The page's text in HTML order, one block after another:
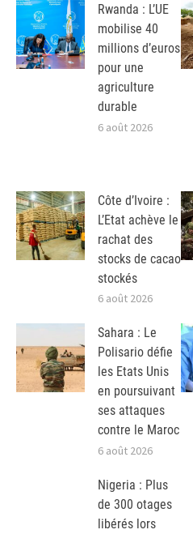
Rwanda : L’UE
mobilise 40
millions d’euros
pour une
agriculture
durable
6 août 2026
Côte d’Ivoire :
L’Etat achève le
rachat des
stocks de cacao
stockés
6 août 2026
Sahara : Le
Polisario défie
les Etats Unis
en poursuivant
ses attaques
contre le Maroc
6 août 2026
Nigeria : Plus
de 300 otages
libérés lors